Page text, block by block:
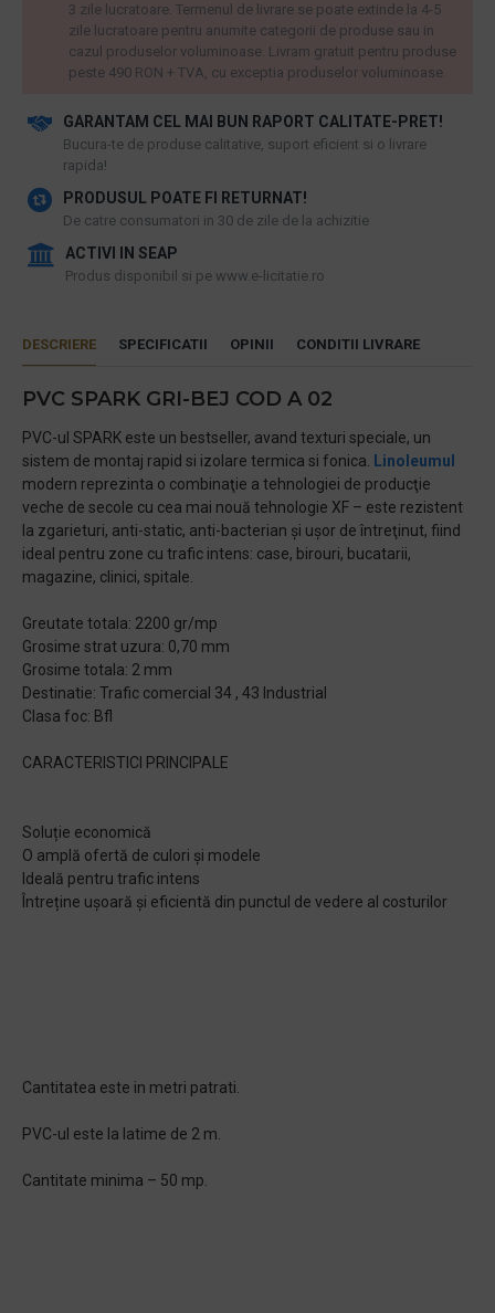
GARANTAM CEL MAI BUN RAPORT CALITATE-PRET!
​Bucura-te de produse calitative, suport eficient si o livrare
rapida!
PRODUSUL POATE FI RETURNAT!
De catre consumatori in 30 de zile de la achizitie
ACTIVI IN SEAP
Produs disponibil si pe www.e-licitatie.ro
3 zile lucratoare. Termenul de livrare se poate extinde la 4-5
zile lucratoare pentru anumite categorii de produse sau in
cazul produselor voluminoase. Livram gratuit pentru produse
peste 490 RON + TVA, cu exceptia produselor voluminoase.
DESCRIERE SPECIFICATII OPINII CONDITII LIVRARE
PVC SPARK GRI-BEJ COD A 02
PVC-ul SPARK este un bestseller, avand texturi speciale, un
sistem de montaj rapid si izolare termica si fonica.
Linoleumul
modern reprezinta o combinaţie a tehnologiei de producţie
veche de secole cu cea mai nouă tehnologie XF – este rezistent
la zgarieturi, anti-static, anti-bacterian şi uşor de întreţinut, fiind
ideal pentru zone cu trafic intens: case, birouri, bucatarii,
magazine, clinici, spitale.
Greutate totala: 2200 gr/mp
Grosime strat uzura: 0,70 mm
Grosime totala: 2 mm
Destinatie: Trafic comercial 34 , 43 Industrial
Clasa foc: Bfl
CARACTERISTICI PRINCIPALE
Soluție economică
O amplă ofertă de culori și modele
Ideală pentru trafic intens
Întreține ușoară și eficientă din punctul de vedere al costurilor
Cantitatea este in metri patrati.
PVC-ul este la latime de 2 m.
Cantitate minima – 50 mp.